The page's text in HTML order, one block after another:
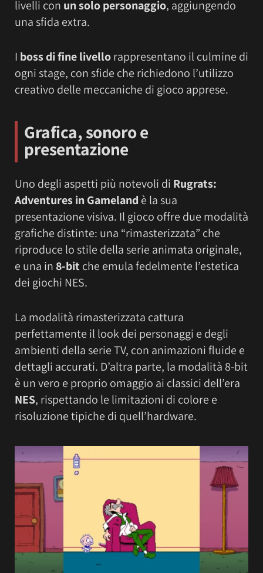
livelli con un solo personaggio, aggiungendo
una sfida extra.
I boss di fine livellorappresentano il culmine di
ogni stage, con sfide che richiedono l’utilizzo
creativo delle meccaniche di gioco apprese.
Grafica, sonoro e
presentazione
Uno degli aspetti più notevoli di Rugrats:
Adventures in Gameland è la sua
presentazione visiva. Il gioco offre due modalità
grafiche distinte: una “rimasterizzata” che
riproduce lo stile della serie animata originale,
e una in 8-bit che emula fedelmente l’estetica
dei giochi NES.
La modalità rimasterizzata cattura
perfettamente il look dei personaggi e degli
ambienti della serie TV, con animazioni fluide e
dettagli accurati. D’altra parte, la modalità 8-bit
è un vero e proprio omaggio ai classici dell’era
NES, rispettando le limitazioni di colore e
risoluzione tipiche di quell’hardware.